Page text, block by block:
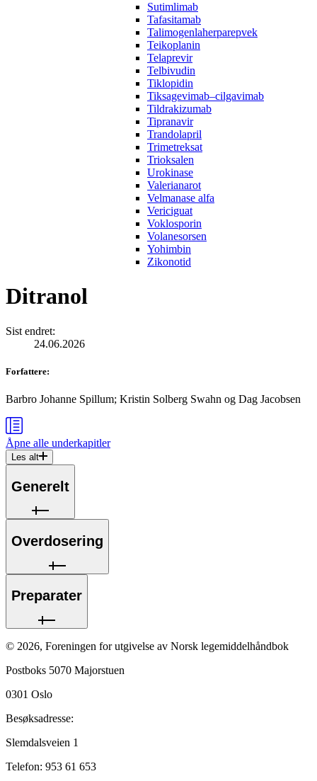
Sutimlimab
Tafasitamab
Talimogenlaherparepvek
Teikoplanin
Telaprevir
Telbivudin
Tiklopidin
Tiksagevimab–cilgavimab
Tildrakizumab
Tipranavir
Trandolapril
Trimetreksat
Trioksalen
Urokinase
Valerianarot
Velmanase alfa
Vericiguat
Voklosporin
Volanesorsen
Yohimbin
Zikonotid
Ditranol
Sist endret:
24.06.2026
Forfattere:
Barbro Johanne Spillum; Kristin Solberg Swahn og Dag Jacobsen
Åpne alle underkapitler
Les alt
Generelt
Overdosering
Preparater
© 2026, Foreningen for utgivelse av Norsk legemiddelhåndbok
Postboks 5070 Majorstuen
0301 Oslo
Besøksadresse:
Slemdalsveien 1
Telefon: 953 61 653